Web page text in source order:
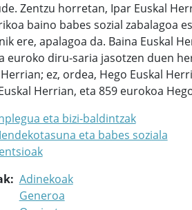
Zentzu horretan, Ipar Euskal
baino babes sozial zabalagoa
ere, apalagoa da. Baina Euskal
euroko diru-saria jasotzen duen
ez, ordea, Hego Euskal
Herrian, eta 859 eurokoa
eta bizi-baldintzak
eta babes soziala
Adinekoak
Generoa